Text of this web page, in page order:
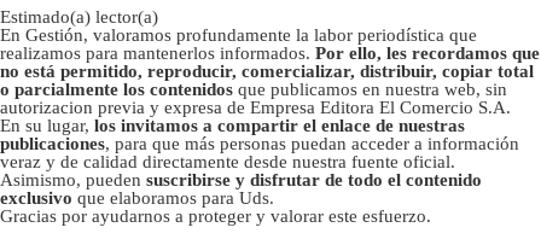
Estimado(a) lector(a)
En Gestión, valoramos profundamente la labor periodística que
realizamos para mantenerlos informados. Por ello, les recordamos que
no está permitido, reproducir, comercializar, distribuir, copiar total
o parcialmente los contenidos que publicamos en nuestra web, sin
autorizacion previa y expresa de Empresa Editora El Comercio S.A.
En su lugar, los invitamos a compartir el enlace de nuestras
publicaciones, para que más personas puedan acceder a información
veraz y de calidad directamente desde nuestra fuente oficial.
Asimismo, pueden suscribirse y disfrutar de todo el contenido
exclusivo que elaboramos para Uds.
Gracias por ayudarnos a proteger y valorar este esfuerzo.